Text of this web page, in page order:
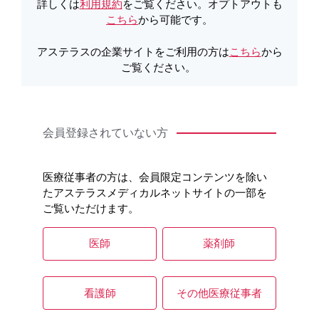
詳しくは利用規約をご覧ください。オプトアウトも
こちらから可能です。
アステラスの企業サイトをご利用の方はこちらから
ご覧ください。
会員登録されていない方
医療従事者の方は、会員限定コンテンツを除い
たアステラスメディカルネットサイトの一部を
ご覧いただけます。
医師 薬剤師
看護師 その他医療従事者